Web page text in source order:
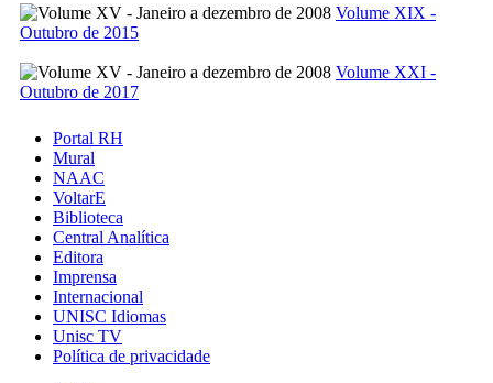
Volume XIX -
Outubro de 2015
Volume XXI -
Outubro de 2017
Portal RH
Mural
NAAC
VoltarE
Biblioteca
Central Analítica
Editora
Imprensa
Internacional
UNISC Idiomas
Unisc TV
Política de privacidade